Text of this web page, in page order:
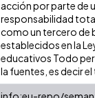
acción por parte de
responsabilidad
como un tercero de
establecidos en la
educativos Todo
la fuentes, es decir